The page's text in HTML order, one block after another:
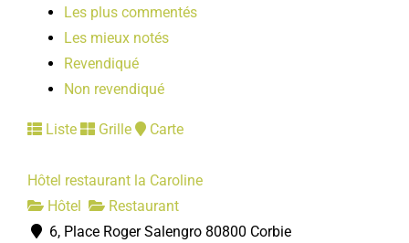
Les plus commentés
Les mieux notés
Revendiqué
Non revendiqué
Liste Grille Carte
Hôtel restaurant la Caroline
Hôtel
Restaurant
6, Place Roger Salengro 80800 Corbie